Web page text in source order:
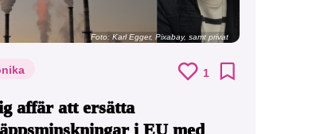
Foto: Karl Egger, Pixabay, samt privat
1
affär att ersätta
i EU med